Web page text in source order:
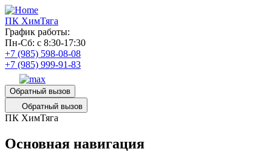
ПК ХимТяга
График работы:
Пн-Сб: с 8:30-17:30
+7 (985) 598-08-08
+7 (985) 999-91-83
Обратный вызов
Обратный вызов
ПК ХимТяга
Основная навигация